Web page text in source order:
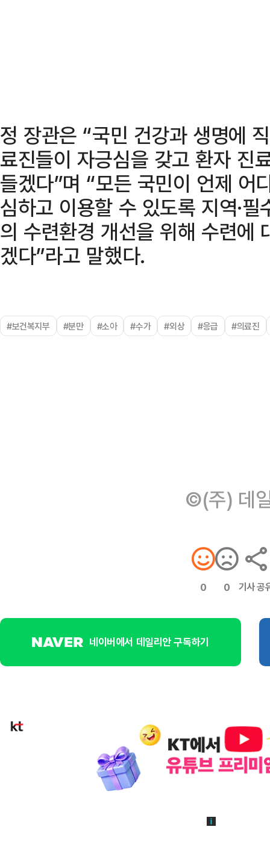
정 장관은 “국민 건강과 생명에
료진들이 자긍심을 갖고 환자 진
들겠다”며 “모든 국민이 언제 어
심하고 이용할 수 있도록 지역·
의 수련환경 개선을 위해 수련에
겠다”라고 말했다.
#보건복지부 #분만 #소아 #수가 #외상 #응급 #의료진
©(주) 데
0 0 기사 공
네이버에서 데일리안 구독하기